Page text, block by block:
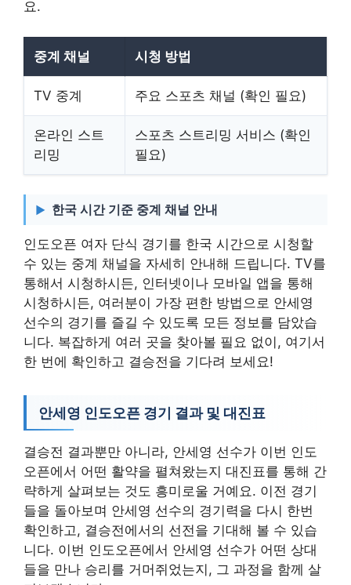
요.
중계 채널 시청 방법
TV 중계 주요 스포츠 채널 (확인 필요)
온라인 스트
리밍
스포츠 스트리밍 서비스 (확인
필요)
한국 시간 기준 중계 채널 안내
인도오픈 여자 단식 경기를 한국 시간으로 시청할
수 있는 중계 채널을 자세히 안내해 드립니다. TV를
통해서 시청하시든, 인터넷이나 모바일 앱을 통해
시청하시든, 여러분이 가장 편한 방법으로 안세영
선수의 경기를 즐길 수 있도록 모든 정보를 담았습
니다. 복잡하게 여러 곳을 찾아볼 필요 없이, 여기서
한 번에 확인하고 결승전을 기다려 보세요!
안세영 인도오픈 경기 결과 및 대진표
결승전 결과뿐만 아니라, 안세영 선수가 이번 인도
오픈에서 어떤 활약을 펼쳐왔는지 대진표를 통해 간
략하게 살펴보는 것도 흥미로울 거예요. 이전 경기
들을 돌아보며 안세영 선수의 경기력을 다시 한번
확인하고, 결승전에서의 선전을 기대해 볼 수 있습
니다. 이번 인도오픈에서 안세영 선수가 어떤 상대
들을 만나 승리를 거머쥐었는지, 그 과정을 함께 살